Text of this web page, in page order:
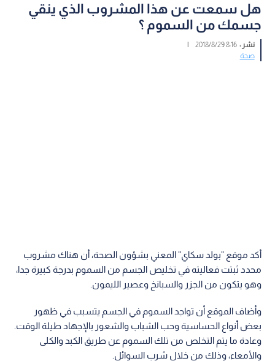
هل سمعت عن هذا المشروب الذي ينقي
جسمك من السموم ؟
نشر :8:16 2018/8/29
|
صحة
أكد موقع "بولد سكاي" المعني بشؤون الصحة، أن هناك مشروب
محدد ثبتت فعاليته في تخليص الجسم من السموم بدرجة كبيرة جدا،
وهو يتكون من الجزر والسبانخ وعصير الليمون.
وأضاف الموقع أن تواجد السموم في الجسم يتسبب في ظهور
بعض أنواع الحساسية وحب الشباب والشعور بالإجهاد طيلة الوقت.
وعادة ما يتم التخلص من تلك السموم عن طريق الكبد والكلى
والأمعاء، وذلك من خلال شرب السوائل.